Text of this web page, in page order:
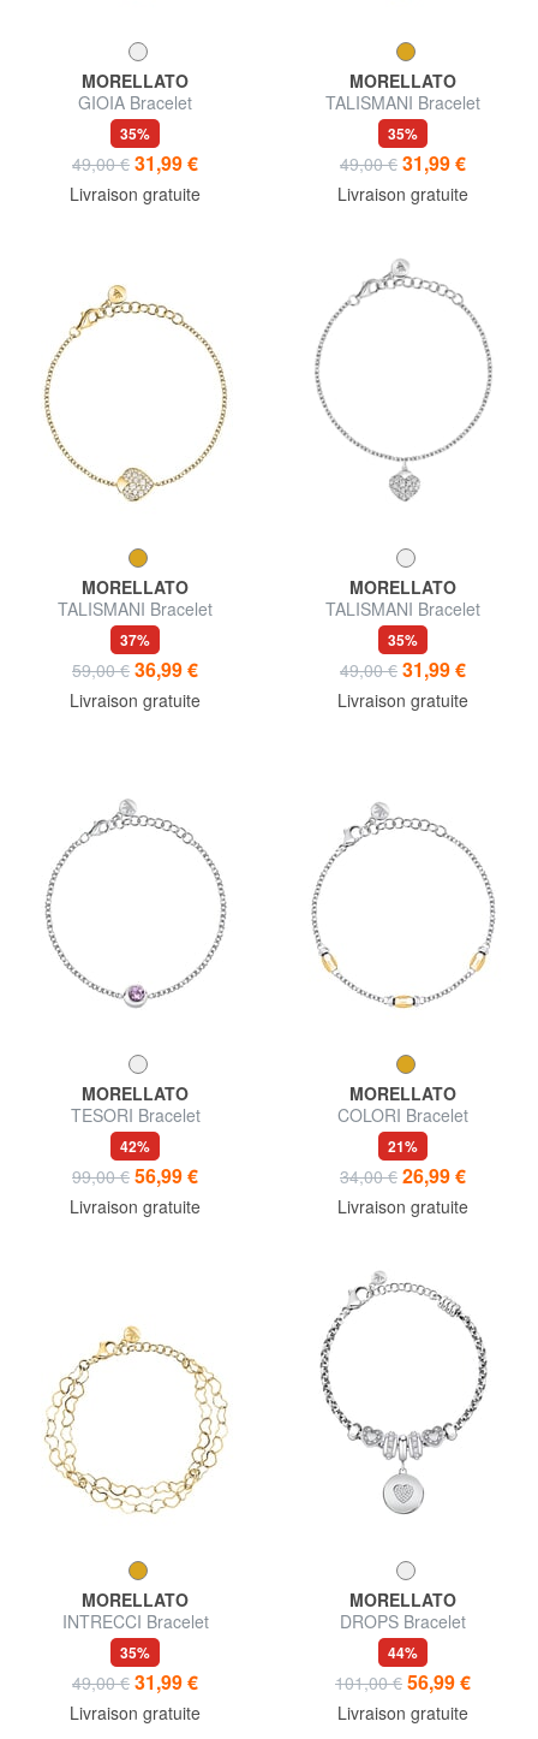
MORELLATO
GIOIA Bracelet
35%
49,00 € 31,99 €
Livraison gratuite
MORELLATO
TALISMANI Bracelet
35%
49,00 € 31,99 €
Livraison gratuite
MORELLATO
TALISMANI Bracelet
37%
59,00 € 36,99 €
Livraison gratuite
MORELLATO
TALISMANI Bracelet
35%
49,00 € 31,99 €
Livraison gratuite
MORELLATO
TESORI Bracelet
42%
99,00 € 56,99 €
Livraison gratuite
MORELLATO
COLORI Bracelet
21%
34,00 € 26,99 €
Livraison gratuite
MORELLATO
INTRECCI Bracelet
35%
49,00 € 31,99 €
Livraison gratuite
MORELLATO
DROPS Bracelet
44%
101,00 € 56,99 €
Livraison gratuite